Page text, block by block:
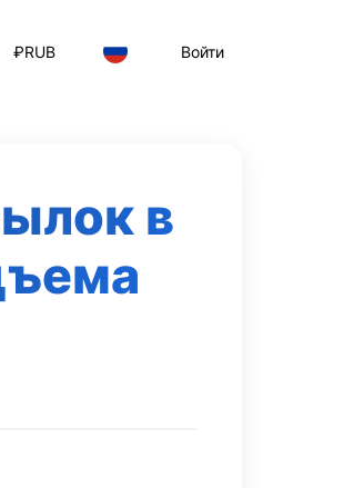
₽RUB Войти
в